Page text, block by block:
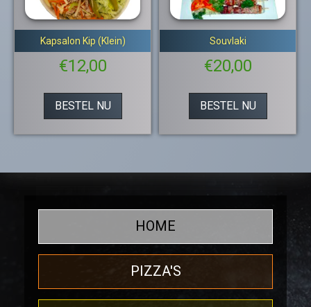
Kapsalon Kip (Klein)
€12,00
BESTEL NU
Souvlaki
€20,00
BESTEL NU
HOME
PIZZA'S